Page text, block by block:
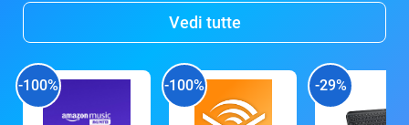
Vedi tutte
-100% -100% -29%